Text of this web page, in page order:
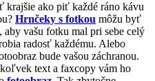
krajšie ako piť každé ráno kávu
Hrnčeky s fotkou môžu byť
vašu fotku mal pri sebe celý
radosť každému. Alebo
bude vašou záchranou.
text a faxcopy vám ho